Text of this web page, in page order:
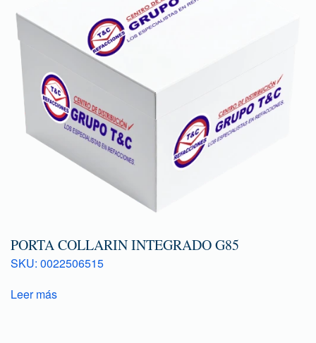
PORTA COLLARIN INTEGRADO G85
SKU: 0022506515
Leer más